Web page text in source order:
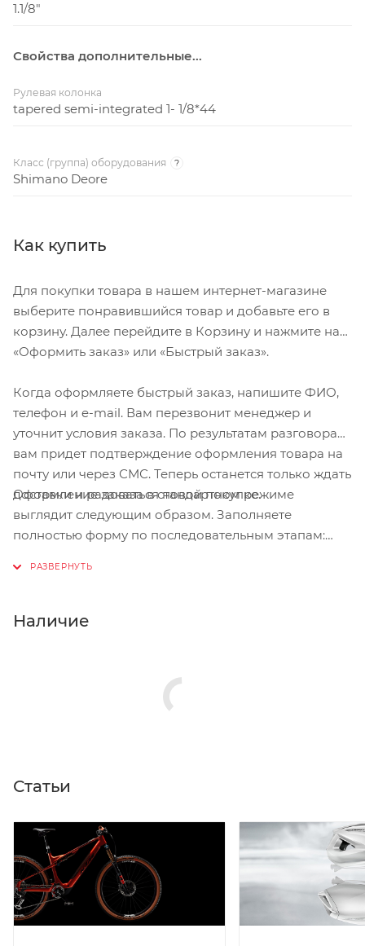
1.1/8"
Свойства дополнительные...
Рулевая колонка
tapered semi-integrated 1- 1/8*44
Класс (группа) оборудования ?
Shimano Deore
Как купить
Для покупки товара в нашем интернет-магазине
выберите понравившийся товар и добавьте его в
корзину. Далее перейдите в Корзину и нажмите на
«Оформить заказ» или «Быстрый заказ».
Когда оформляете быстрый заказ, напишите ФИО,
телефон и e-mail. Вам перезвонит менеджер и
уточнит условия заказа. По результатам разговора
вам придет подтверждение оформления товара на
почту или через СМС. Теперь останется только ждать
доставки и радоваться новой покупке.
Оформление заказа в стандартном режиме
выглядит следующим образом. Заполняете
полностью форму по последовательным этапам:
Нажмите кнопку «Оформить заказ».
Наличие
Статьи